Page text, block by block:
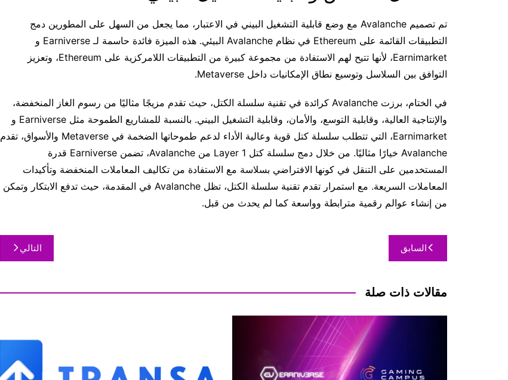
تم تصميم Avalanche مع وضع قابلية التشغيل البيني في الاعتبار، مما يجعل من السهل على المطورين دمج
التطبيقات القائمة على Ethereum في نظام Avalanche البيئي. هذه الميزة فائدة حاسمة لـ Earniverse و
Earnimarket، لأنها تتيح لهم الاستفادة من مجموعة كبيرة من التطبيقات اللامركزية على Ethereum، وتعزيز
التوافق بين السلاسل وتوسيع نطاق الإمكانيات داخل Metaverse.
في الختام، برزت Avalanche كرائدة في تقنية سلسلة الكتل، حيث تقدم مزيجًا مثاليًا من رسوم الغاز المنخفضة،
والإنتاجية العالية، وقابلية التوسع، والأمان، وقابلية التشغيل البيني. بالنسبة للمشاريع الطموحة مثل Earniverse و
Earnimarket، التي تتطلب سلسلة كتل قوية وعالية الأداء لدعم طموحاتها الضخمة في Metaverse والأسواق، تقدم
Avalanche خيارًا مثاليًا. من خلال دمج سلسلة كتل Layer 1 من Avalanche، تضمن Earniverse قدرة
المستخدمين على التنقل في كونها الافتراضي بسلاسة مع الاستفادة من تكاليف المعاملات المنخفضة وتأكيدات
المعاملات السريعة. مع استمرار تقدم تقنية سلسلة الكتل، تظل Avalanche في المقدمة، حيث تدفع الابتكار وتمكن
من إنشاء عوالم رقمية مترابطة وواسعة كما لم يحدث من قبل.
السابق التالي
مقالات ذات صلة